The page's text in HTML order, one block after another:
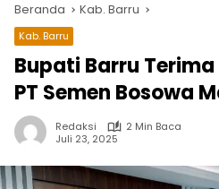
Beranda Kab. Barru
Kab. Barru
Bupati Barru
PT Semen Bosowa
Redaksi
2 Min Baca
Juli 23, 2025